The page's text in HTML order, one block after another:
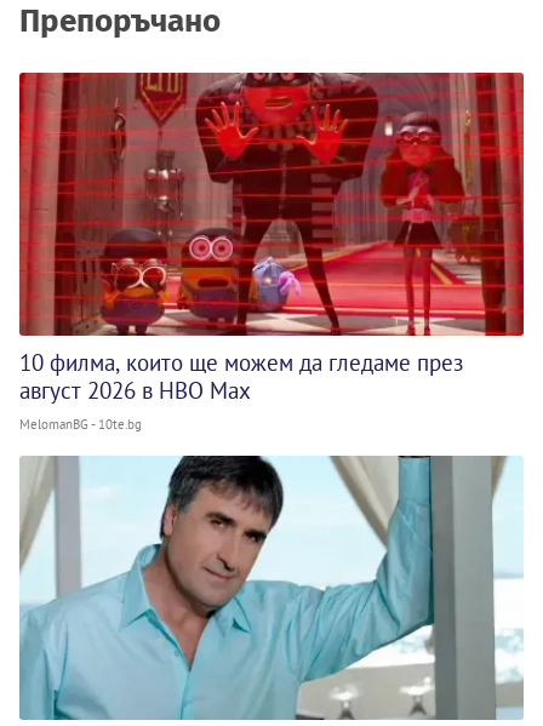
Препоръчано
10 филма, които ще можем да гледаме през
август 2026 в HBO Max
MelomanBG - 10te.bg